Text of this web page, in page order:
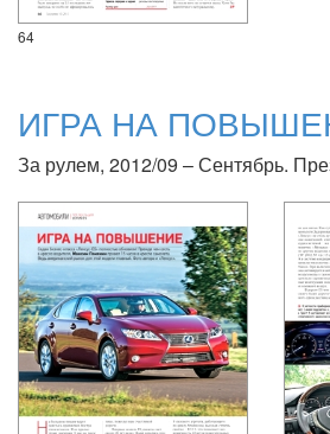
64
ИГРА НА
За рулем, 2012/09 – Сентябрь.